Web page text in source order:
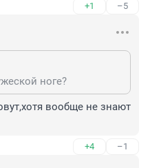
+1 –5
ноге?
вообще не знают
+4 –1